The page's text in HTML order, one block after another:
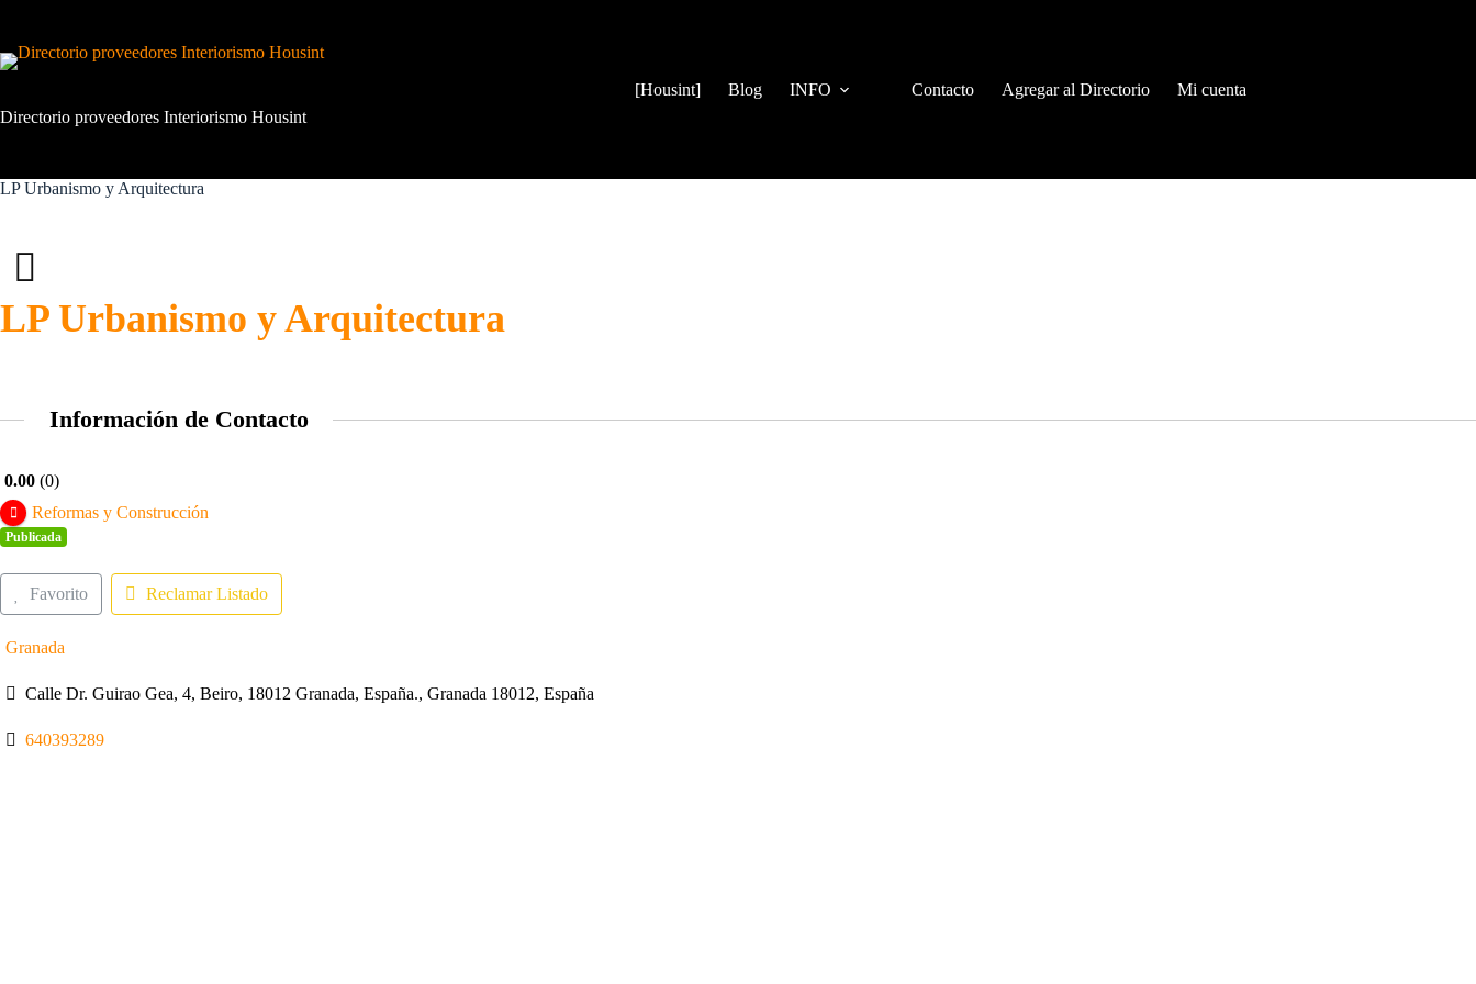
contenido
Directorio proveedores Interiorismo Housint
[Housint] Blog INFO Contacto Agregar al Directorio Mi cuenta
LP Urbanismo y Arquitectura
LP Urbanismo y Arquitectura
Información de Contacto
0.00 0
Reformas y Construcción
Publicada
Favorito Reclamar Listado
Granada
Calle Dr. Guirao Gea, 4, Beiro, 18012 Granada, España., Granada 18012, España
640393289